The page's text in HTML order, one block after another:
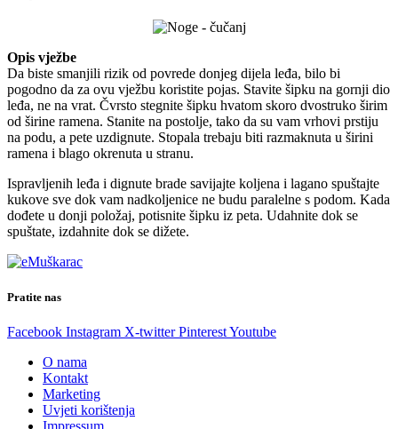
Opis vježbe
Da biste smanjili rizik od povrede donjeg dijela leđa, bilo bi
pogodno da za ovu vježbu koristite pojas. Stavite šipku na gornji dio
leđa, ne na vrat. Čvrsto stegnite šipku hvatom skoro dvostruko širim
od širine ramena. Stanite na postolje, tako da su vam vrhovi prstiju
na podu, a pete uzdignute. Stopala trebaju biti razmaknuta u širini
ramena i blago okrenuta u stranu.
Ispravljenih leđa i dignute brade savijajte koljena i lagano spuštajte
kukove sve dok vam nadkoljenice ne budu paralelne s podom. Kada
dođete u donji položaj, potisnite šipku iz peta. Udahnite dok se
spuštate, izdahnite dok se dižete.
Pratite nas
Facebook Instagram X-twitter PinterestYoutube
O nama
Kontakt
Marketing
Uvjeti korištenja
Impressum